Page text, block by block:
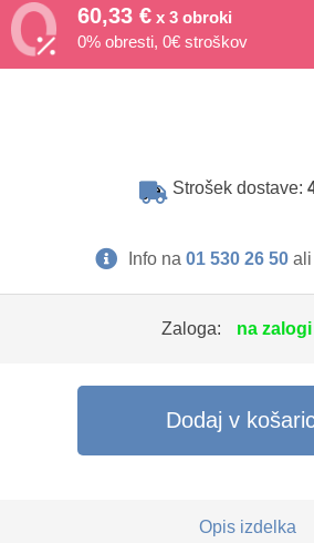
60,33 € x 3 obroki
0% obresti, 0€ stroškov
Strošek dostave:
Info na 01 530 26 50ali
Zaloga: na zalogi
Dodaj v
Opis izdelka